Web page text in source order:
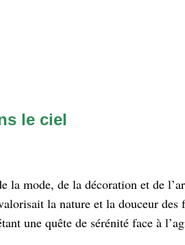
le ciel
la mode, de la décoration et de
la nature et la douceur
une quête de sérénité face à